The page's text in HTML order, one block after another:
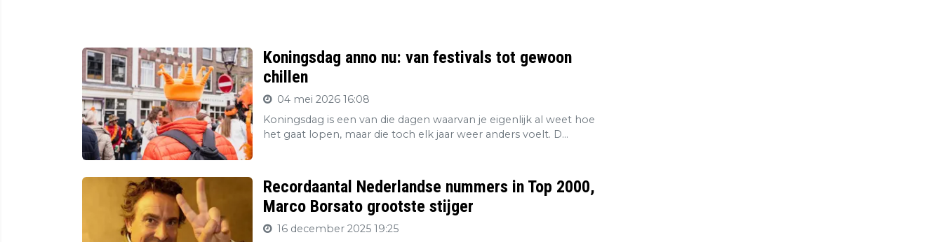
Koningsdag anno nu: van festivals tot gewoon
chillen
04 mei 2026 16:08
Koningsdag is een van die dagen waarvan je eigenlijk al weet hoe
het gaat lopen, maar die toch elk jaar weer anders voelt. D...
Recordaantal Nederlandse nummers in Top 2000,
Marco Borsato grootste stijger
16 december 2025 19:25